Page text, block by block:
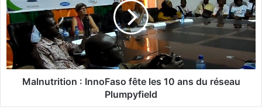
e
s
s
u
p
n
u
t
r
t
n
Malnutrition : InnoFaso fête les 10 ans du réseau
Plumpyfield